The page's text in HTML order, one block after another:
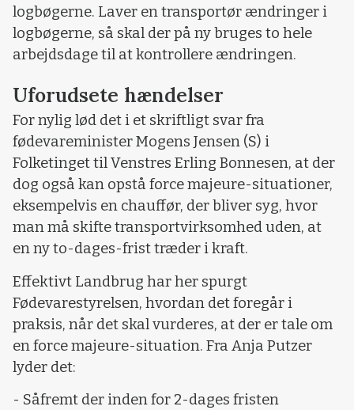
logbøgerne. Laver en transportør ændringer i
logbøgerne, så skal der på ny bruges to hele
arbejdsdage til at kontrollere ændringen.
Uforudsete hændelser
For nylig lød det i et skriftligt svar fra
fødevareminister Mogens Jensen (S) i
Folketinget til Venstres Erling Bonnesen, at der
dog også kan opstå force majeure-situationer,
eksempelvis en chauffør, der bliver syg, hvor
man må skifte transportvirksomhed uden, at
en ny to-dages-frist træder i kraft.
Effektivt Landbrug har her spurgt
Fødevarestyrelsen, hvordan det foregår i
praksis, når det skal vurderes, at der er tale om
en force majeure-situation. Fra Anja Putzer
lyder det:
- Såfremt der inden for 2-dages fristen